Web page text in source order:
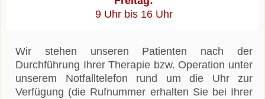
9 Uhr bis 16 Uhr
Wir stehen unseren Patienten nach der
Durchführung Ihrer Therapie bzw. Operation unter
unserem Notfalltelefon rund um die Uhr zur
Verfügung (die Rufnummer erhalten Sie bei Ihrer